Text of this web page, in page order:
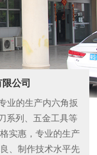
公司
业的生产内六角扳
系列、五金工具等
实惠，专业的生产
、制作技术水平先